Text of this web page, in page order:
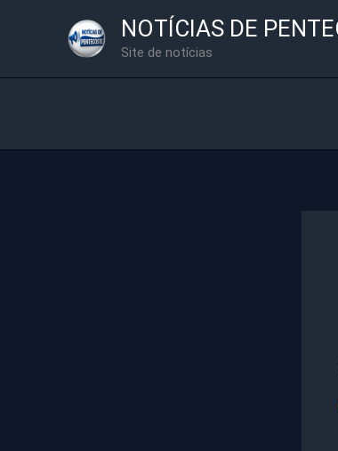
NOTÍCIAS DE
Site de notícias